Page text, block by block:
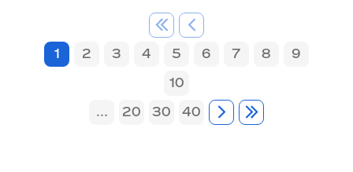
1 2 3 4 5 6 7 8
9
10
...
20 30 40